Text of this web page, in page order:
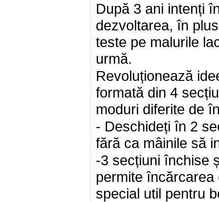
După 3 ani intenți
dezvoltarea, în
teste pe malurile
urmă.
Revoluționează
formată din 4
moduri diferite de
- Deschideți în 2
fără ca mâinile să
-3 secțiuni închise
permite
special util pentru